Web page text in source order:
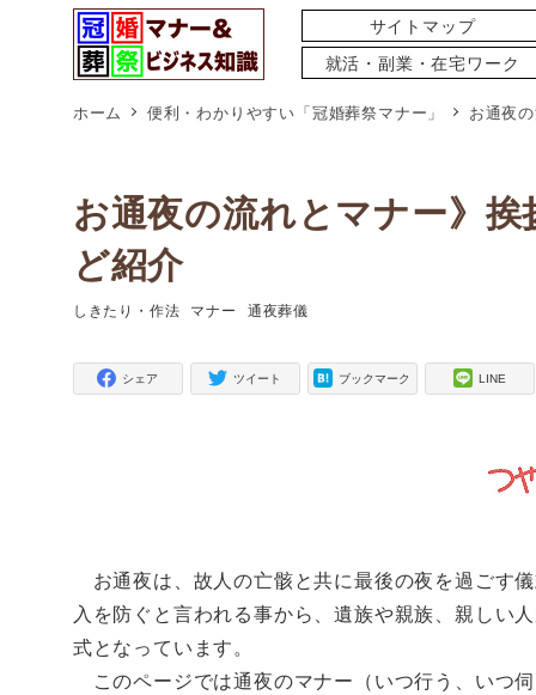
サイトマップ
就活・副業・在宅ワーク
ホーム 便利・わかりやすい「冠婚葬祭マナー」 お通夜
お通夜の流れとマナー》
ど紹介
タグ
しきたり・作法
タグ
マナー
タグ
通夜葬儀
シェア ツイート ブックマーク LINE
お通夜は、故人の亡骸と共に最後の夜を過ごす
入を防ぐと言われる事から、遺族や親族、親しい
式となっています。
このページでは通夜のマナー（いつ行う、いつ